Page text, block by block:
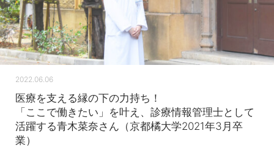
2022.06.06
医療を支える縁の下の力持ち！
「ここで働きたい」を叶え、診療情報管理士として
活躍する青木菜奈さん（京都橘大学2021年3月卒
業）